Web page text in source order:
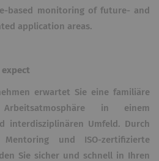
based monitoring of future- and
application areas.
erwartet Sie eine familiäre
in einem
interdisziplinären Umfeld. Durch
Mentoring und ISO-zertifizierte
Sie sicher und schnell in Ihren